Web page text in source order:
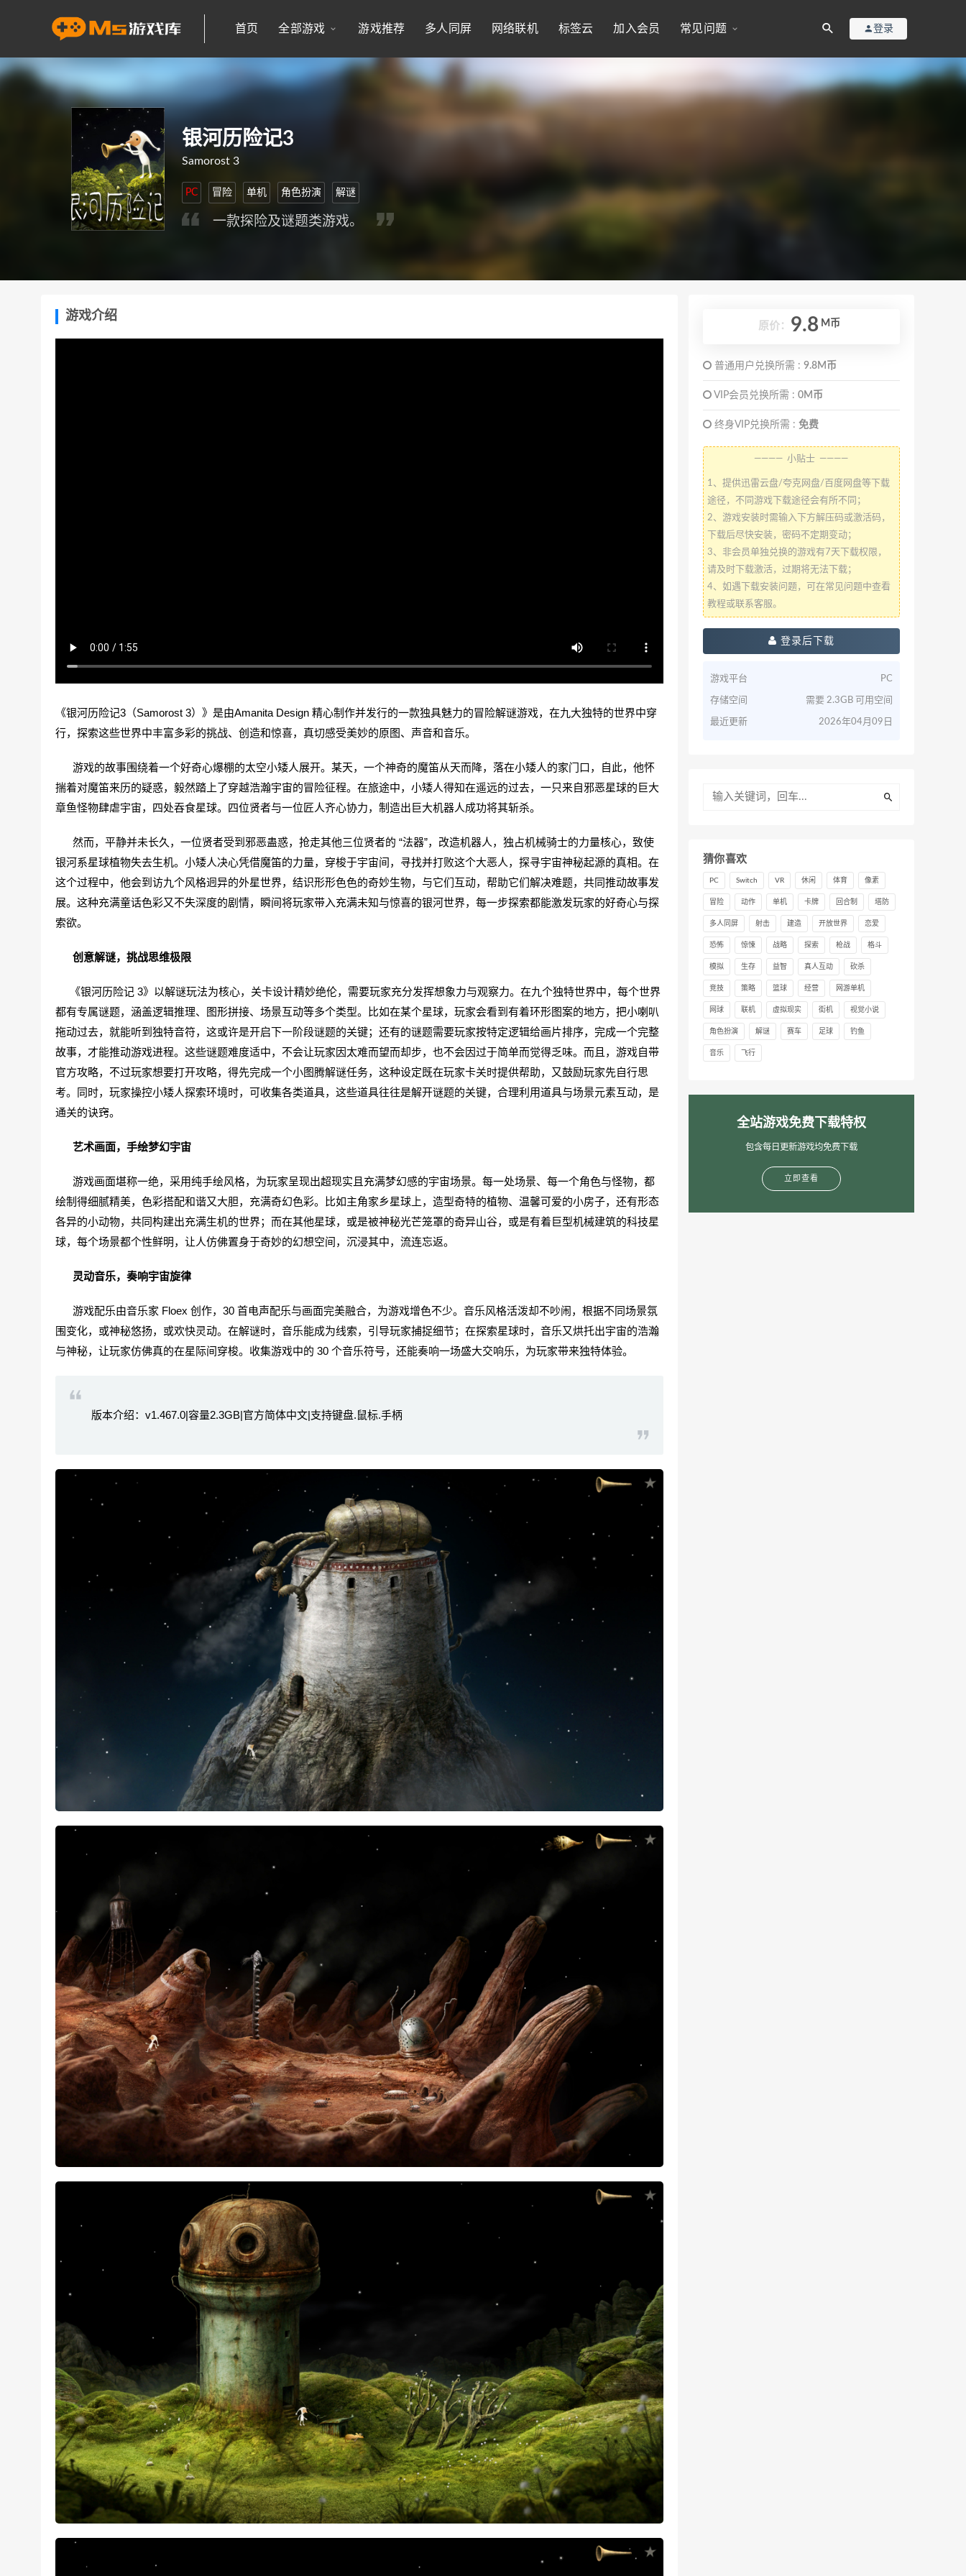
首页 全部游戏 游戏推荐 多人同屏 网络联机 标签云 加入会员 常见问题 登录
银河历险记3
Samorost 3
PC 冒险 单机 角色扮演 解谜
一款探险及谜题类游戏。
游戏介绍
《银河历险记3（Samorost 3）》是由Amanita Design 精心制作并发行的一款独具魅力的冒险解谜游戏，在九大独特的世界中穿
行，探索这些世界中丰富多彩的挑战、创造和惊喜，真切感受美妙的原图、声音和音乐。
游戏的故事围绕着一个好奇心爆棚的太空小矮人展开。某天，一个神奇的魔笛从天而降，落在小矮人的家门口，自此，他怀
揣着对魔笛来历的疑惑，毅然踏上了穿越浩瀚宇宙的冒险征程。在旅途中，小矮人得知在遥远的过去，一只来自邪恶星球的巨大
章鱼怪物肆虐宇宙，四处吞食星球。四位贤者与一位匠人齐心协力，制造出巨大机器人成功将其斩杀。
然而，平静并未长久，一位贤者受到邪恶蛊惑，抢走其他三位贤者的 “法器”，改造机器人，独占机械骑士的力量核心，致使
银河系星球植物失去生机。小矮人决心凭借魔笛的力量，穿梭于宇宙间，寻找并打败这个大恶人，探寻宇宙神秘起源的真相。在
这个过程中，他会到访九个风格迥异的外星世界，结识形形色色的奇妙生物，与它们互动，帮助它们解决难题，共同推动故事发
展。这种充满童话色彩又不失深度的剧情，瞬间将玩家带入充满未知与惊喜的银河世界，每一步探索都能激发玩家的好奇心与探
索欲。
创意解谜，挑战思维极限
《银河历险记 3》以解谜玩法为核心，关卡设计精妙绝伦，需要玩家充分发挥想象力与观察力。在九个独特世界中，每个世界
都有专属谜题，涵盖逻辑推理、图形拼接、场景互动等多个类型。比如在某个星球，玩家会看到有着环形图案的地方，把小喇叭
拖动过去，就能听到独特音符，这或许是开启下一阶段谜题的关键；还有的谜题需要玩家按特定逻辑给画片排序，完成一个完整
故事，才能推动游戏进程。这些谜题难度适中，不会让玩家因太难而望而却步，也不会因过于简单而觉得乏味。而且，游戏自带
官方攻略，不过玩家想要打开攻略，得先完成一个小图腾解谜任务，这种设定既在玩家卡关时提供帮助，又鼓励玩家先自行思
考。同时，玩家操控小矮人探索环境时，可收集各类道具，这些道具往往是解开谜题的关键，合理利用道具与场景元素互动，是
通关的诀窍。
艺术画面，手绘梦幻宇宙
游戏画面堪称一绝，采用纯手绘风格，为玩家呈现出超现实且充满梦幻感的宇宙场景。每一处场景、每一个角色与怪物，都
绘制得细腻精美，色彩搭配和谐又大胆，充满奇幻色彩。比如主角家乡星球上，造型奇特的植物、温馨可爱的小房子，还有形态
各异的小动物，共同构建出充满生机的世界；而在其他星球，或是被神秘光芒笼罩的奇异山谷，或是有着巨型机械建筑的科技星
球，每个场景都个性鲜明，让人仿佛置身于奇妙的幻想空间，沉浸其中，流连忘返。
灵动音乐，奏响宇宙旋律
游戏配乐由音乐家 Floex 创作，30 首电声配乐与画面完美融合，为游戏增色不少。音乐风格活泼却不吵闹，根据不同场景氛
围变化，或神秘悠扬，或欢快灵动。在解谜时，音乐能成为线索，引导玩家捕捉细节；在探索星球时，音乐又烘托出宇宙的浩瀚
与神秘，让玩家仿佛真的在星际间穿梭。收集游戏中的 30 个音乐符号，还能奏响一场盛大交响乐，为玩家带来独特体验。
版本介绍：v1.467.0|容量2.3GB|官方简体中文|支持键盘.鼠标.手柄
原价： 9.8 M币
普通用户兑换所需 : 9.8M币
VIP会员兑换所需 : 0M币
终身VIP兑换所需 : 免费
———— 小贴士 ————
1、提供迅雷云盘/夸克网盘/百度网盘等下载
途径，不同游戏下载途径会有所不同；
2、游戏安装时需输入下方解压码或激活码，
下载后尽快安装，密码不定期变动；
3、非会员单独兑换的游戏有7天下载权限，
请及时下载激活，过期将无法下载；
4、如遇下载安装问题，可在常见问题中查看
教程或联系客服。
登录后下载
游戏平台 PC
存储空间 需要 2.3GB 可用空间
最近更新 2026年04月09日
猜你喜欢
PC Switch VR 休闲 体育 像素
冒险 动作 单机 卡牌 回合制 塔防
多人同屏 射击 建造 开放世界 恋爱
恐怖 惊悚 战略 探索 枪战 格斗
模拟 生存 益智 真人互动 砍杀
竞技 策略 篮球 经营 网游单机
网球 联机 虚拟现实 街机 视觉小说
角色扮演 解谜 赛车 足球 钓鱼
音乐 飞行
全站游戏免费下载特权
包含每日更新游戏均免费下载
立即查看